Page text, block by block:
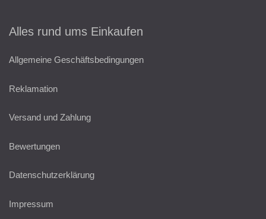
Alles rund ums Einkaufen
Allgemeine Geschäftsbedingungen
Reklamation
Versand und Zahlung
Bewertungen
Datenschutzerklärung
Impressum